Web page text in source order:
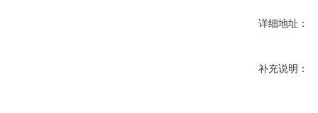
详细地址：
补充说明：